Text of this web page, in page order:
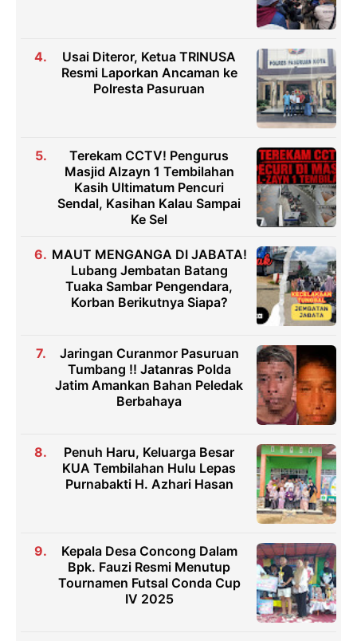
Usai Diteror, Ketua TRINUSA
Resmi Laporkan Ancaman ke
Polresta Pasuruan
Terekam CCTV! Pengurus
Masjid Alzayn 1 Tembilahan
Kasih Ultimatum Pencuri
Sendal, Kasihan Kalau Sampai
Ke Sel
MAUT MENGANGA DI JABATA!
Lubang Jembatan Batang
Tuaka Sambar Pengendara,
Korban Berikutnya Siapa?
Jaringan Curanmor Pasuruan
Tumbang !! Jatanras Polda
Jatim Amankan Bahan Peledak
Berbahaya
Penuh Haru, Keluarga Besar
KUA Tembilahan Hulu Lepas
Purnabakti H. Azhari Hasan
Kepala Desa Concong Dalam
Bpk. Fauzi Resmi Menutup
Tournamen Futsal Conda Cup
IV 2025